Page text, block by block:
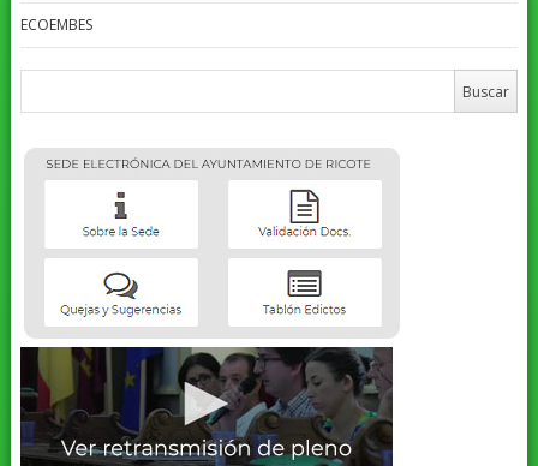
ECOEMBES